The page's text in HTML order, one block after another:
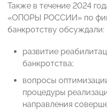
Также в течение 2024
«ОПОРЫ РОССИИ» по
банкротству обсуждали:
развитие
банкротства;
вопросы
процедуры
направления